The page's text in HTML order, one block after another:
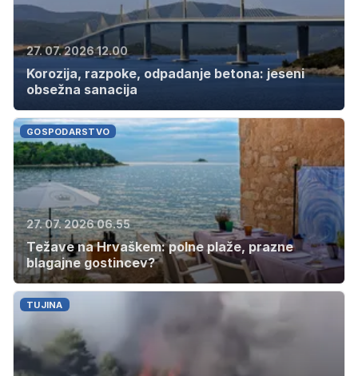
27. 07. 2026 12.00
Korozija, razpoke, odpadanje betona: jeseni
obsežna sanacija
GOSPODARSTVO
27. 07. 2026 06.55
Težave na Hrvaškem: polne plaže, prazne
blagajne gostincev?
TUJINA